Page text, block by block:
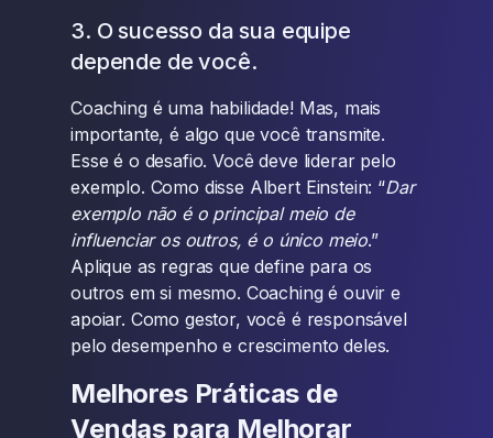
3. O sucesso da sua equipe
depende de você.
Coaching é uma habilidade! Mas, mais
importante, é algo que você transmite.
Esse é o desafio. Você deve liderar pelo
exemplo. Como disse Albert Einstein: “Dar
exemplo não é o principal meio de
influenciar os outros, é o único meio.”
Aplique as regras que define para os
outros em si mesmo. Coaching é ouvir e
apoiar. Como gestor, você é responsável
pelo desempenho e crescimento deles.
Melhores Práticas de
Vendas para Melhorar